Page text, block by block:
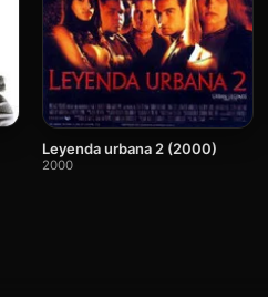
Leyenda urbana 2 (2000)
2000